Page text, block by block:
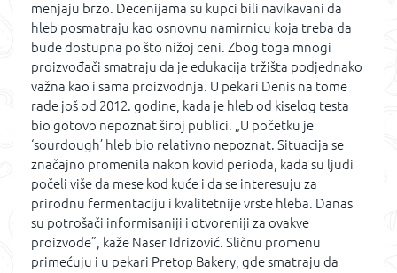
menjaju brzo. Decenijama su kupci bili navikavani da
hleb posmatraju kao osnovnu namirnicu koja treba da
bude dostupna po što nižoj ceni. Zbog toga mnogi
proizvođači smatraju da je edukacija tržišta podjednako
važna kao i sama proizvodnja. U pekari Denis na tome
rade još od 2012. godine, kada je hleb od kiselog testa
bio gotovo nepoznat široj publici. „U početku je
‘sourdough’ hleb bio relativno nepoznat. Situacija se
značajno promenila nakon kovid perioda, kada su ljudi
počeli više da mese kod kuće i da se interesuju za
prirodnu fermentaciju i kvalitetnije vrste hleba. Danas
su potrošači informisaniji i otvoreniji za ovakve
proizvode”, kaže Naser Idrizović. Sličnu promenu
primećuju i u pekari Pretop Bakery, gde smatraju da